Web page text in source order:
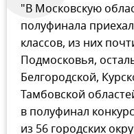
"В Московскую
полуфинала
классов, из них
Подмосковья,
Белгородской,
Тамбовской
в полуфинал
из 56 городских